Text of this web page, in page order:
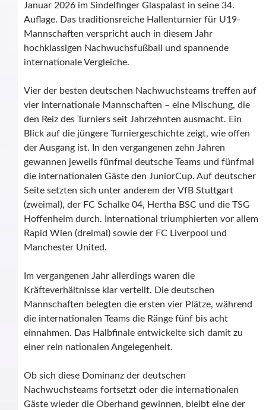
Januar 2026 im Sindelfinger Glaspalast in seine 34.
Auflage. Das traditionsreiche Hallenturnier für U19-
Mannschaften verspricht auch in diesem Jahr
hochklassigen Nachwuchsfußball und spannende
internationale Vergleiche.
Vier der besten deutschen Nachwuchsteams treffen auf
vier internationale Mannschaften – eine Mischung, die
den Reiz des Turniers seit Jahrzehnten ausmacht. Ein
Blick auf die jüngere Turniergeschichte zeigt, wie offen
der Ausgang ist. In den vergangenen zehn Jahren
gewannen jeweils fünfmal deutsche Teams und fünfmal
die internationalen Gäste den JuniorCup. Auf deutscher
Seite setzten sich unter anderem der VfB Stuttgart
(zweimal), der FC Schalke 04, Hertha BSC und die TSG
Hoffenheim durch. International triumphierten vor allem
Rapid Wien (dreimal) sowie der FC Liverpool und
Manchester United.
Im vergangenen Jahr allerdings waren die
Kräfteverhältnisse klar verteilt. Die deutschen
Mannschaften belegten die ersten vier Plätze, während
die internationalen Teams die Ränge fünf bis acht
einnahmen. Das Halbfinale entwickelte sich damit zu
einer rein nationalen Angelegenheit.
Ob sich diese Dominanz der deutschen
Nachwuchsteams fortsetzt oder die internationalen
Gäste wieder die Oberhand gewinnen, bleibt eine der